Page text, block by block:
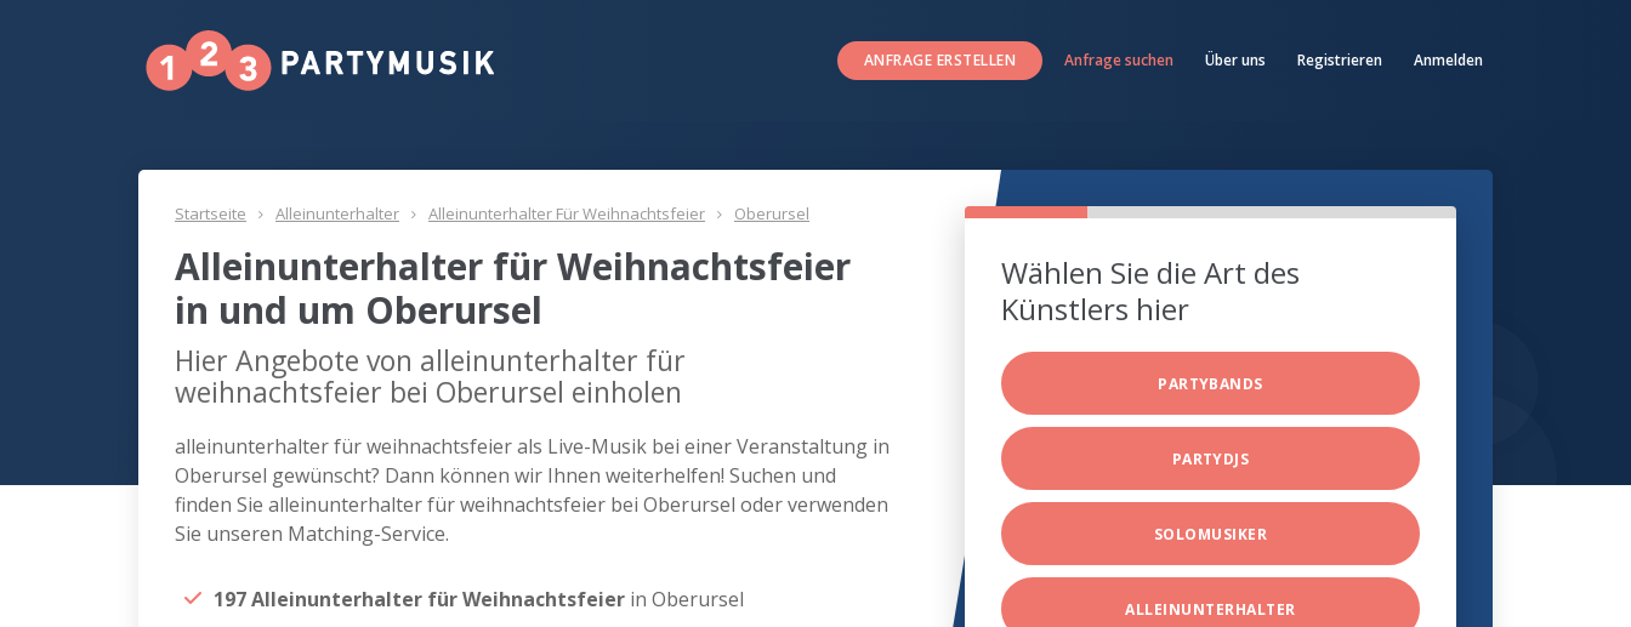
ANFRAGE ERSTELLEN Anfrage suchen Über uns Registrieren Anmelden
Startseite Alleinunterhalter Alleinunterhalter Für Weihnachtsfeier Oberursel
Alleinunterhalter für Weihnachtsfeier
in und um Oberursel
Hier Angebote von alleinunterhalter für
weihnachtsfeier bei Oberursel einholen
alleinunterhalter für weihnachtsfeier als Live-Musik bei einer Veranstaltung in
Oberursel gewünscht? Dann können wir Ihnen weiterhelfen! Suchen und
finden Sie alleinunterhalter für weihnachtsfeier bei Oberursel oder verwenden
Sie unseren Matching-Service.
197 Alleinunterhalter für Weihnachtsfeier in Oberursel
Wählen Sie die Art des
Künstlers hier
PARTYBANDS
PARTYDJS
SOLOMUSIKER
ALLEINUNTERHALTER